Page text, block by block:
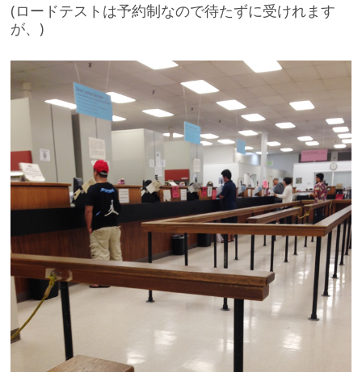
(ロードテストは予約制なので待たずに受けれます
が、)